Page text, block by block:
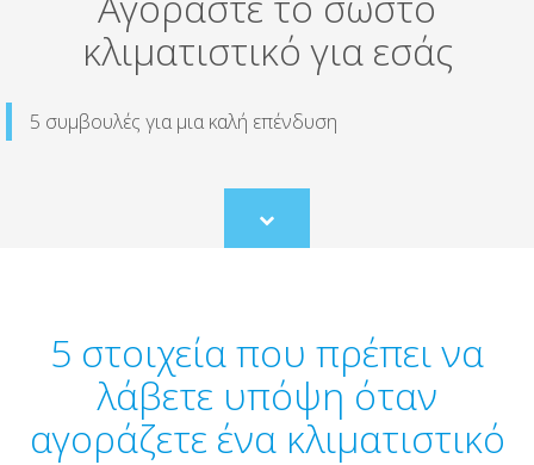
κλιματιστικό για εσάς
5 συμβουλές για μια καλή επένδυση
Scroll
to
5 στοιχεία που πρέπει να
λάβετε υπόψη όταν
αγοράζετε ένα κλιματιστικό